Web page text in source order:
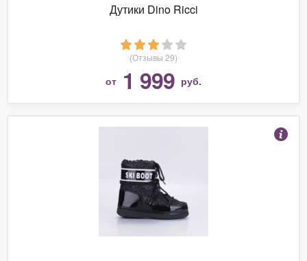
Дутики Dino Ricci
(Отзывы 29)
от 1 999 руб.